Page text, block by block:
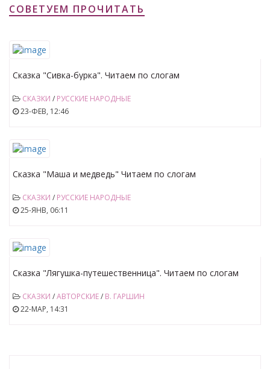
СОВЕТУЕМ ПРОЧИТАТЬ
Сказка "Сивка-бурка". Читаем по слогам
СКАЗКИ / РУССКИЕ НАРОДНЫЕ
23-ФЕВ, 12:46
Сказка "Маша и медведь" Читаем по слогам
СКАЗКИ / РУССКИЕ НАРОДНЫЕ
25-ЯНВ, 06:11
Сказка "Лягушка-путешественница". Читаем по слогам
СКАЗКИ /АВТОРСКИЕ/ В. ГАРШИН
22-МАР, 14:31